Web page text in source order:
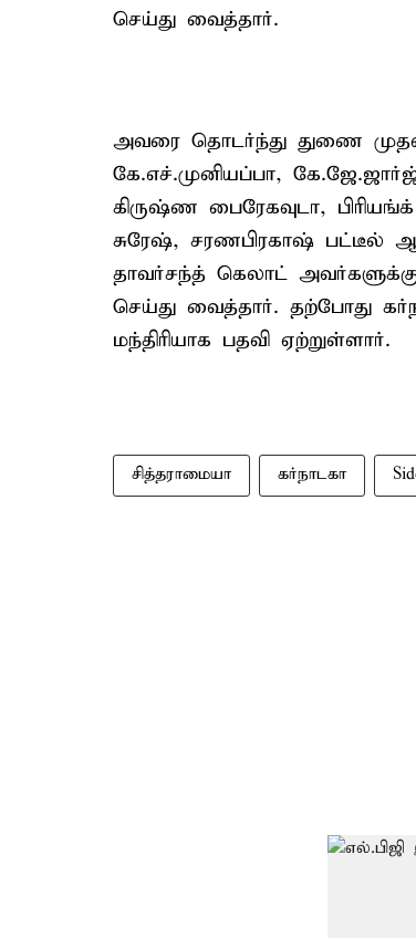
செய்து வைத்தார்.
அவரை தொடர்ந்து துணை முதல்-
கே.எச்.முனியப்பா,
கிருஷ்ண பைரேகவுடா,
சுரேஷ், சரணபிரகாஷ் பட்டீல்
தாவர்சந்த் கெலாட் அவர்களுக்கு
செய்து வைத்தார். தற்போது
மந்திரியாக பதவி ஏற்றுள்ளார்.
சித்தராமையா கர்நாடகா